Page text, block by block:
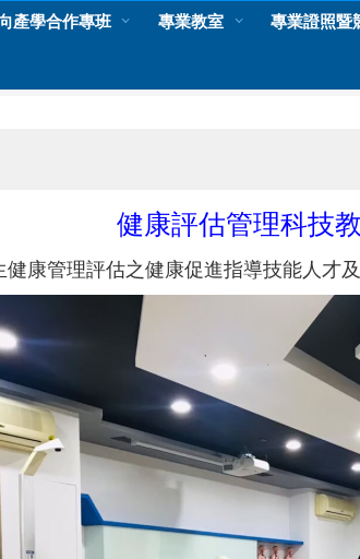
產學合作專班 專業教室 專業證照暨
健康評估管理科技
健康管理評估之健康促進指導技能人才